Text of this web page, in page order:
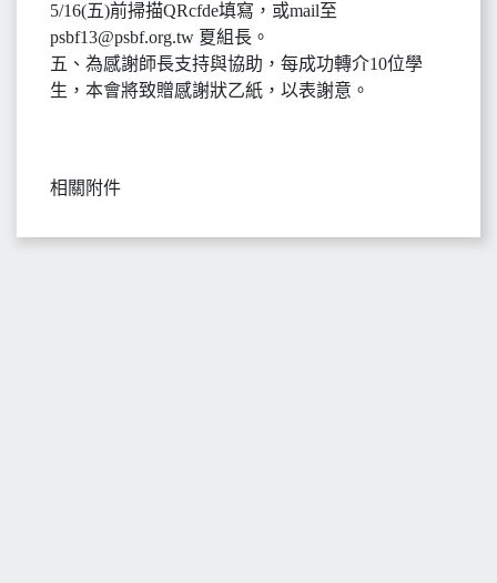
5/16(五)前掃描QRcfde填寫，或mail至
psbf13@psbf.org.tw 夏組長。
五、為感謝師長支持與協助，每成功轉介10位學
生，本會將致贈感謝狀乙紙，以表謝意。
相關附件